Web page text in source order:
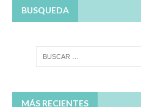
BUSQUEDA
MÁS RECIENTES